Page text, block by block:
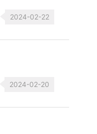
2024-02-22
2024-02-20